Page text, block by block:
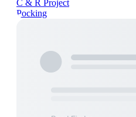
C & R Project
Pocking